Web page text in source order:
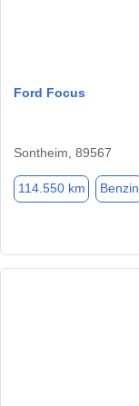
Ford Focus
Sontheim, 89567
114.550 km Benzin